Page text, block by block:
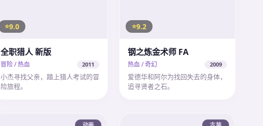
9.0
全职猎人 新版
冒险 / 热血 2011
小杰寻找父亲，踏上猎人考试的冒
险旅程。
9.2
钢之炼金术师 FA
热血 / 奇幻 2009
爱德华和阿尔为找回失去的身体，
追寻贤者之石。